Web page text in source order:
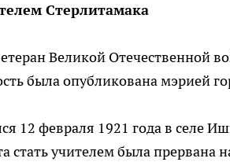
Стерлитамака
Великой Отечественной
была опубликована мэрией
12 февраля 1921 года в селе
стать учителем была прервана